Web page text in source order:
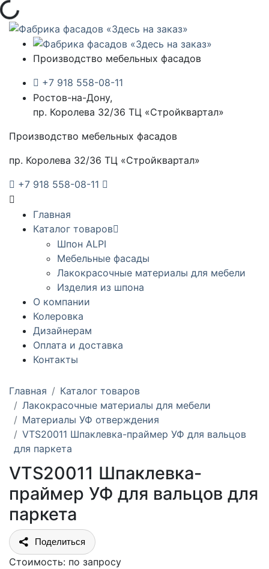
Загрузка...
Производство мебельных фасадов
+7 918 558-08-11
Ростов-на-Дону,
пр. Королева 32/36 ТЦ «Стройквартал»
Производство мебельных фасадов
пр. Королева 32/36 ТЦ «Стройквартал»
+7 918 558-08-11
Главная
Каталог товаров
Шпон ALPI
Мебельные фасады
Лакокрасочные материалы для мебели
Изделия из шпона
О компании
Колеровка
Дизайнерам
Оплата и доставка
Контакты
Главная
Каталог товаров
Лакокрасочные материалы для мебели
Материалы УФ отверждения
VTS20011 Шпаклевка-праймер УФ для вальцов
для паркета
VTS20011 Шпаклевка-
праймер УФ для вальцов для
паркета
Поделиться
Стоимость: по запросу